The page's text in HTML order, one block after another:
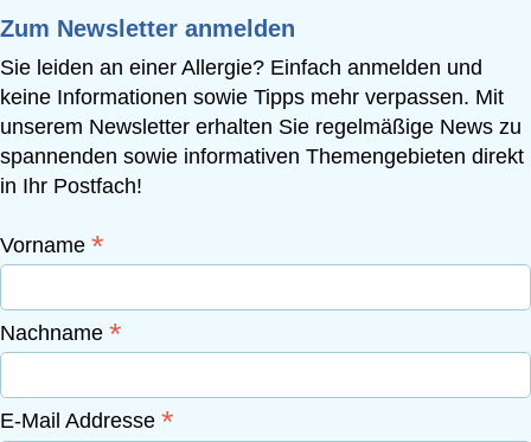
Zum Newsletter anmelden
Sie leiden an einer Allergie? Einfach anmelden und
keine Informationen sowie Tipps mehr verpassen. Mit
unserem Newsletter erhalten Sie regelmäßige News zu
spannenden sowie informativen Themengebieten direkt
in Ihr Postfach!
Vorname *
Nachname *
E-Mail Addresse *